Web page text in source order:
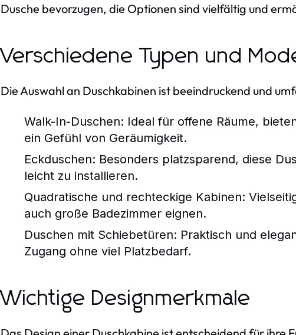
Dusche bevorzugen, die Optionen sind vielfältig und
Verschiedene Typen und
Die Auswahl an Duschkabinen ist beeindruckend und
Walk-In-Duschen: Ideal für offene Räume,
ein Gefühl von Geräumigkeit.
Eckduschen: Besonders platzsparend, diese
leicht zu installieren.
Quadratische und rechteckige Kabinen:
auch große Badezimmer eignen.
Duschen mit Schiebetüren: Praktisch und
Zugang ohne viel Platzbedarf.
Wichtige Designmerkmale